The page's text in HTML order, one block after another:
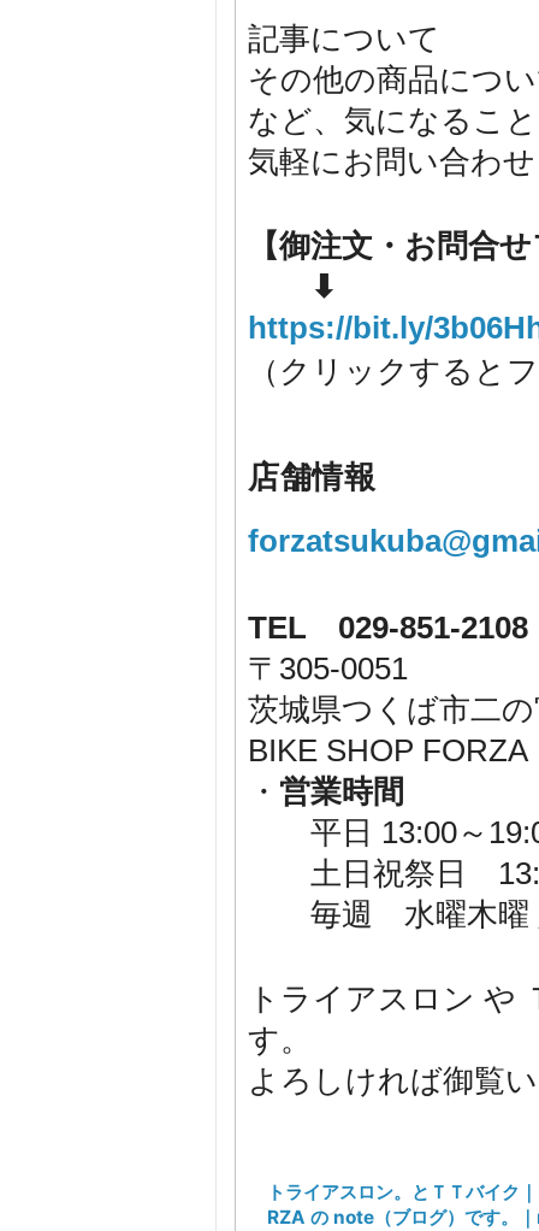
記事について
その他の商品につ
など、気になるこ
気軽にお問い合わ
【御注文・お問合
⬇
https://bit.ly/
（クリックすると
店舗情報
TEL 029-851-2108
〒305-0051
茨城県つくば市二
BIKE SHOP
・ 営業時間
平日 13:00～
土日祝祭日
毎週 水曜木曜
トライアスロン や
す。
よろしければ御覧
トライアスロン。とＴＴバイク
RZA の note（ブログ）です。